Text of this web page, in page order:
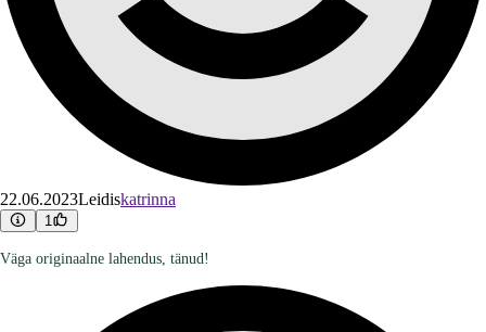
22.06.2023Leidiskatrinna
1
Väga originaalne lahendus, tänud!